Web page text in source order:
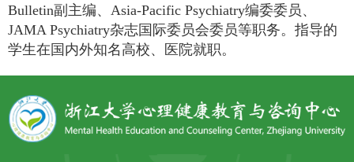
Bulletin副主编、 Asia-Pacific Psychiatry编委委员、
JAMA Psychiatry杂志国际委员会委员等职务。 指导的
学生在国内外知名高校、 医院就职。